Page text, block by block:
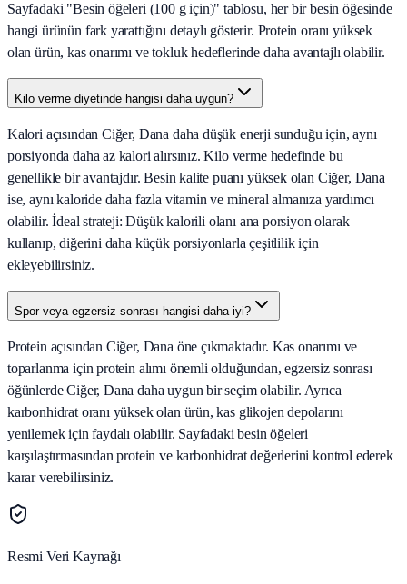
Sayfadaki "Besin öğeleri (100 g için)" tablosu, her bir besin öğesinde
hangi ürünün fark yarattığını detaylı gösterir. Protein oranı yüksek
olan ürün, kas onarımı ve tokluk hedeflerinde daha avantajlı olabilir.
Kilo verme diyetinde hangisi daha uygun?
Kalori açısından Ciğer, Dana daha düşük enerji sunduğu için, aynı
porsiyonda daha az kalori alırsınız. Kilo verme hedefinde bu
genellikle bir avantajdır. Besin kalite puanı yüksek olan Ciğer, Dana
ise, aynı kaloride daha fazla vitamin ve mineral almanıza yardımcı
olabilir. İdeal strateji: Düşük kalorili olanı ana porsiyon olarak
kullanıp, diğerini daha küçük porsiyonlarla çeşitlilik için
ekleyebilirsiniz.
Spor veya egzersiz sonrası hangisi daha iyi?
Protein açısından Ciğer, Dana öne çıkmaktadır. Kas onarımı ve
toparlanma için protein alımı önemli olduğundan, egzersiz sonrası
öğünlerde Ciğer, Dana daha uygun bir seçim olabilir. Ayrıca
karbonhidrat oranı yüksek olan ürün, kas glikojen depolarını
yenilemek için faydalı olabilir. Sayfadaki besin öğeleri
karşılaştırmasından protein ve karbonhidrat değerlerini kontrol ederek
karar verebilirsiniz.
Resmi Veri Kaynağı